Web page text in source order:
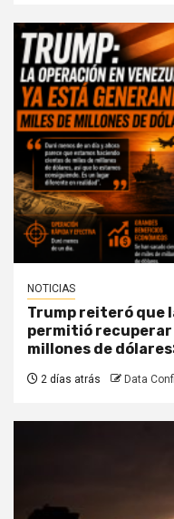
NOTICIAS
Trump reiteró que
permitió recuperar
millones de
2 días atrás Data